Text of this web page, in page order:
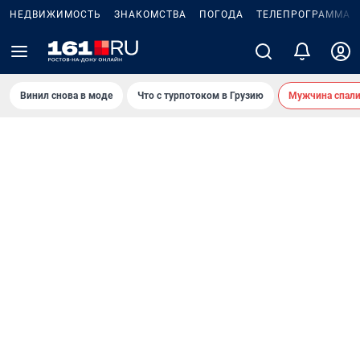
НЕДВИЖИМОСТЬ ЗНАКОМСТВА ПОГОДА ТЕЛЕПРОГРАММА
Винил снова в моде Что с турпотоком в Грузию Мужчина